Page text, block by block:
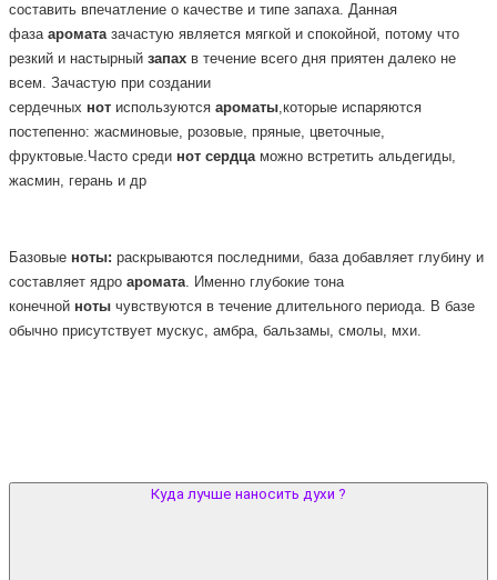
составить впечатление о качестве и типе запаха. Данная
фаза ароматазачастую является мягкой и спокойной, потому что
резкий и настырный запах в течение всего дня приятен далеко не
всем. Зачастую при создании
сердечных нот используются ароматы,которые испаряются
постепенно: жасминовые, розовые, пряные, цветочные,
фруктовые.Часто среди нот сердцаможно встретить альдегиды,
жасмин, герань и др
Базовые ноты: раскрываются последними, база добавляет глубину и
составляет ядро аромата. Именно глубокие тона
конечной ноты чувствуются в течение длительного периода. В базе
обычно присутствует мускус, амбра, бальзамы, смолы, мхи.
Куда лучше наносить духи ?